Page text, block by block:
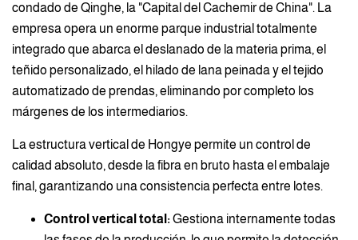
condado de Qinghe, la "Capital del Cachemir de China". La
empresa opera un enorme parque industrial totalmente
integrado que abarca el deslanado de la materia prima, el
teñido personalizado, el hilado de lana peinada y el tejido
automatizado de prendas, eliminando por completo los
márgenes de los intermediarios.
La estructura vertical de Hongye permite un control de
calidad absoluto, desde la fibra en bruto hasta el embalaje
final, garantizando una consistencia perfecta entre lotes.
Control vertical total: Gestiona internamente todas